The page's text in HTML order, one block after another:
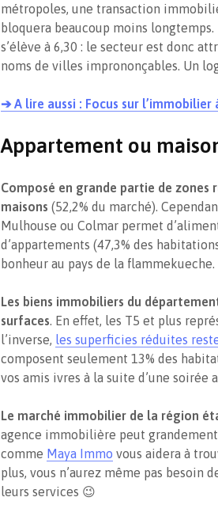
métropoles, une transaction
bloquera beaucoup moins
s’élève à 6,30 : le secteur est donc
noms de villes imprononçables. Un
➔ A lire aussi : Focus sur l’immobilier
Appartement ou
Composé en grande partie de zones
maisons (52,2% du marché).
Mulhouse ou Colmar permet
d’appartements (47,3% des
bonheur au pays de la flammekueche.
Les biens immobiliers du
surfaces. En effet, les T5 et plus
l’inverse, les superficies réduites
composent seulement 13% des
vos amis ivres à la suite d’une soirée
Le marché immobilier de la région
agence immobilière peut
comme Maya Immo vous aidera à
plus, vous n’aurez même pas besoin
leurs services 😉